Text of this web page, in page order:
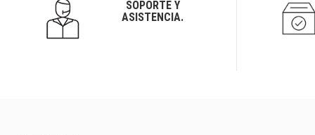
SOPORTE Y
ASISTENCIA.